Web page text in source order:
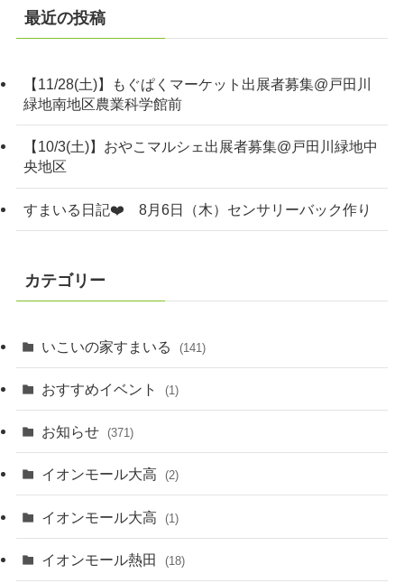
最近の投稿
【11/28(土)】もぐぱくマーケット出展者募集@戸田川
緑地南地区農業科学館前
【10/3(土)】おやこマルシェ出展者募集@戸田川緑地中
央地区
すまいる日記❤️ 8月6日（木）センサリーバック作り
カテゴリー
いこいの家すまいる (141)
おすすめイベント (1)
お知らせ (371)
イオンモール大高 (2)
イオンモール大高 (1)
イオンモール熱田 (18)